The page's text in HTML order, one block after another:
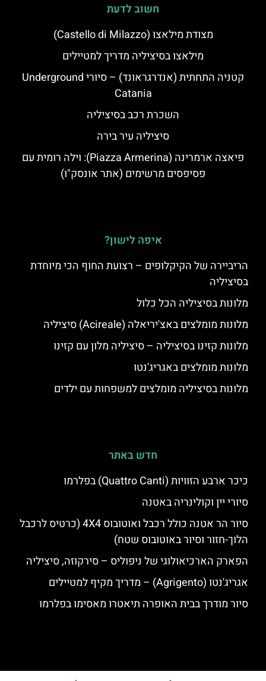
חשוב לדעת
מצודת מילאצו (Castello di Milazzo)
מילאצו בסיציליה מדריך למטיילים
קטניה התחתית (אנדרגראונד) – סיורי Underground
Catania
השכרת רכב בסיציליה
סיציליה עיר בירה
פיאצה ארמרינה (Piazza Armerina): וילה רומית עם
פסיפסים מרשימים (אתר אונסק"ו)
איפה לישון?
הריביירה של הקיקלופים – רצועת החוף הכי מיוחדת
בסיציליה
מלונות בסיציליה הכל כלול
מלונות מומלצים באצ'יריאלה (Acireale) סיציליה
מלונות קזינו בסיציליה – סיציליה מלון עם קזינו
מלונות מומלצים באגריג'נטו
מלונות בסיציליה מומלצים למשפחות עם ילדים
חדש באתר
כיכר ארבע הזוויות (Quattro Canti) בפלרמו
סיורי יין וקולינריה באטנה
סיור הר אטנה כולל רכבל ואוטובוס 4X4 (כרטיס לרכבל
הלוך-חזור וסיור באוטובוס שטח)
הפארק הארכיאולוגי של ניפוליס – סירקוזה, סיציליה
אגריג'נטו (Agrigento) – מדריך מקיף למטיילים
סיור מודרך בבית האופרה תיאטרו מאסימו בפלרמו